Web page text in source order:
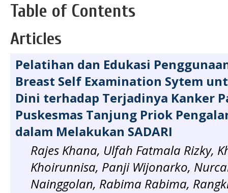
Table of Contents
Articles
Pelatihan dan Edukasi
Breast Self Examination Sytem
Dini terhadap Terjadinya Kanker
Puskesmas Tanjung Priok
dalam Melakukan SADARI
Rajes Khana, Ulfah Fatmala Rizky,
Khoirunnisa, Panji Wijonarko,
Nainggolan, Rabima Rabima,